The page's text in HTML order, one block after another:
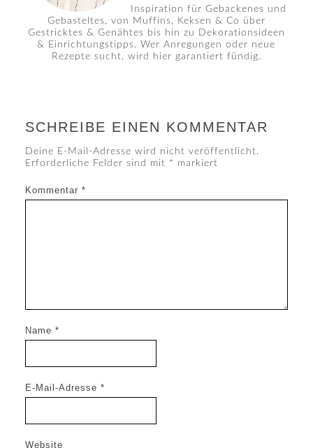
Inspiration für Gebackenes und
Gebasteltes, von Muffins, Keksen & Co über
Gestricktes & Genähtes bis hin zu Dekorationsideen
& Einrichtungstipps. Wer Anregungen oder neue
Rezepte sucht, wird hier garantiert fündig.
SCHREIBE EINEN KOMMENTAR
Deine E-Mail-Adresse wird nicht veröffentlicht.
Erforderliche Felder sind mit * markiert
Kommentar *
Name *
E-Mail-Adresse *
Website